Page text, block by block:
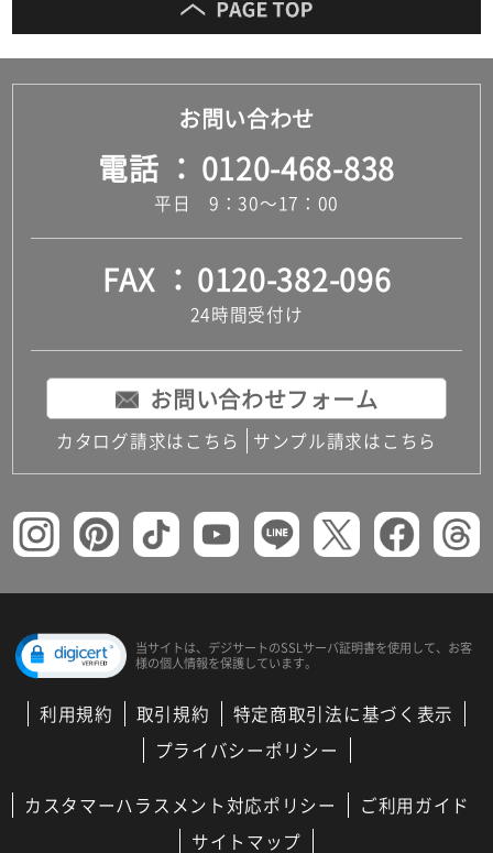
お問い合わせ
電話 0120-468-838
平日 9：30～17：00
FAX 0120-382-096
24時間受付け
お問い合わせフォーム
カタログ請求はこちら サンプル請求はこちら
当サイトは、デジサートのSSLサーバ証明書を使用して、 お客
様の個人情報を保護しています。
利用規約 取引規約
特定商取引法に基づく表示
プライバシーポリシー
カスタマーハラスメント対応ポリシー
ご利用ガイド
サイトマップ